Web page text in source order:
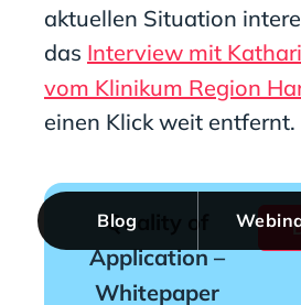
aktuellen Situation
das Interview mit
vom Klinikum Region
einen Klick weit entfernt.
Quality of
Application –
Whitepaper
Blog